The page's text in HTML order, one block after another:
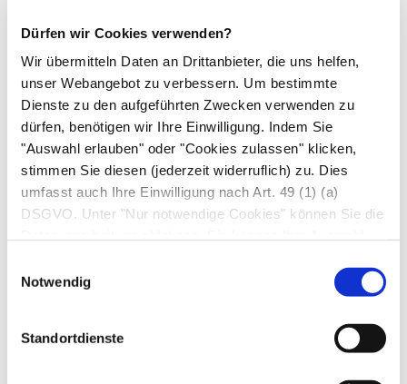
Dürfen wir Cookies verwenden?
Wir übermitteln Daten an Drittanbieter, die uns helfen,
unser Webangebot zu verbessern. Um bestimmte
Dienste zu den aufgeführten Zwecken verwenden zu
dürfen, benötigen wir Ihre Einwilligung. Indem Sie
"Auswahl erlauben" oder "Cookies zulassen" klicken,
stimmen Sie diesen (jederzeit widerruflich) zu. Dies
umfasst auch Ihre Einwilligung nach Art. 49 (1) (a)
DSGVO. Unter "Nur notwendige Cookies" können Sie die
Notwendig
Standortdienste
Bronchitisund Lungenentzündung
0,5–2,0 ng/ml: mäßige systemische
Entzündungsreaktion; bei Erregernachweis
aus dem Blut istSepsissicher
2,0–10 ng/ml: schwere systemische
Entzündungsreaktion mit hohem Risiko für ein
Organversagen
> 10 ng/ml: sehr schwere systemische
Entzündungsreaktion mit hohem Risiko für
Herausgegeben von der Arbeitsgemeinschaft